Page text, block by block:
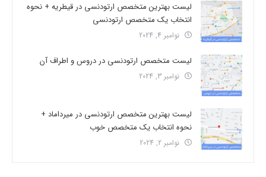
لیست بهترین متخصص ارتودنسی در قیطریه + نحوه
انتخاب یک متخصص ارتودنسی
نوامبر 4, 2024
لیست متخصص ارتودنسی در دروس و اطراف آن
نوامبر 3, 2024
لیست بهترین متخصص ارتودنسی در میرداماد +
نحوه انتخاب یک متخصص خوب
نوامبر 2, 2024